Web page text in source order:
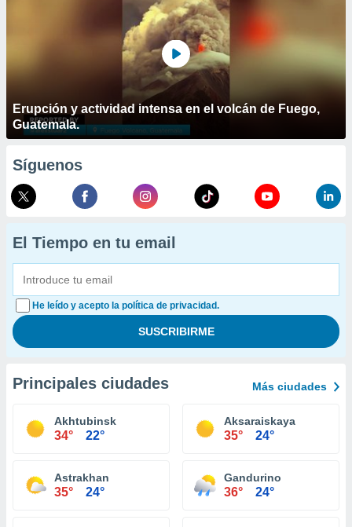
Erupción y actividad intensa en el volcán de Fuego,
Guatemala.
Síguenos
El Tiempo en tu email
He leído y acepto la política de privacidad.
Principales ciudades Más ciudades
Akhtubinsk
34° 22°
Aksaraiskaya
35° 24°
Astrakhan
35° 24°
Gandurino
36° 24°